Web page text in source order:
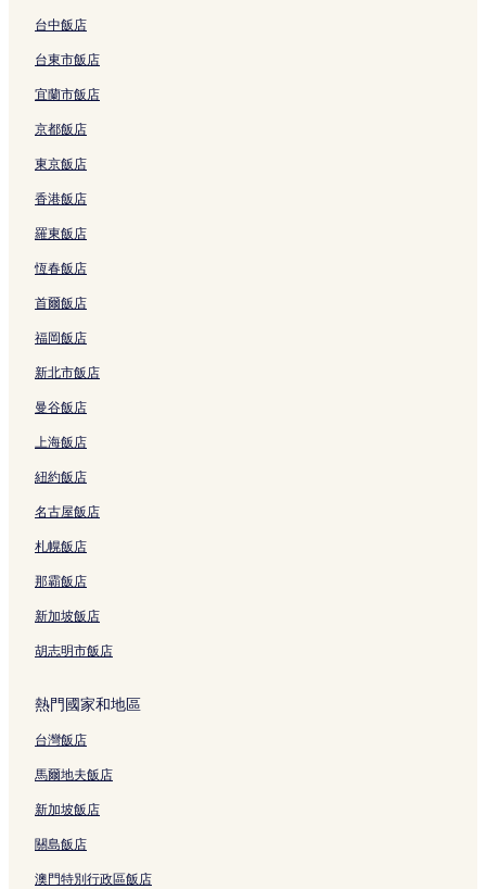
台中飯店
台東市飯店
宜蘭市飯店
京都飯店
東京飯店
香港飯店
羅東飯店
恆春飯店
首爾飯店
福岡飯店
新北市飯店
曼谷飯店
上海飯店
紐約飯店
名古屋飯店
札幌飯店
那霸飯店
新加坡飯店
胡志明市飯店
熱門國家和地區
台灣飯店
馬爾地夫飯店
新加坡飯店
關島飯店
澳門特別行政區飯店